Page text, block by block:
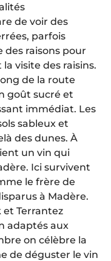
de voir des
parfois
raisons pour
visite des raisins.
de la route
goût sucré et
immédiat. Les
sableux et
des dunes. À
un vin qui
Ici survivent
le frère de
à Madère.
et Terrantez
adaptés aux
on célèbre la
de déguster le vin